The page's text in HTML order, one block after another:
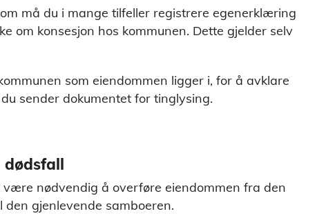
må du i mange tilfeller registrere egenerklæring
om konsesjon hos kommunen. Dette gjelder selv
som eiendommen ligger i, for å avklare
sender dokumentet for tinglysing.
dødsfall
nødvendig å overføre eiendommen fra den
gjenlevende samboeren.